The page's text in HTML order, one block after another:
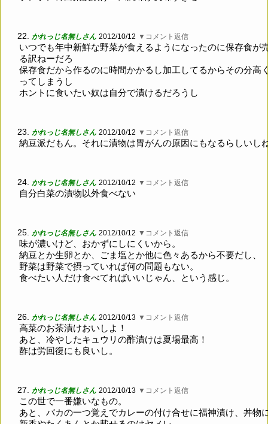
22. かれっじ名無しさん 2012/10/12 ▼コメント返信
いつでも年中新鮮な野菜が食えるようになったのに保存食が
る訳ねーだろ
保存食だから作るのに時間かかるし加工してるからその分高
ってしまうし
ホントに食いたい奴は自分で漬けるだろうし
23. かれっじ名無しさん 2012/10/12 ▼コメント返信
納豆派だもん。それに漬物は胃がんの原因にもなるらしいし
24. かれっじ名無しさん 2012/10/12 ▼コメント返信
自分白菜の漬物以外食べない
25. かれっじ名無しさん 2012/10/12 ▼コメント返信
味が濃いけど、おかずにしにくいから。
納豆とか生卵とか、ごま塩とか他に色々あるから不要だし、
野菜は野菜で摂っていれば何の問題もない。
食べたい人だけ食べてればいいじゃん、という感じ。
26. かれっじ名無しさん 2012/10/13 ▼コメント返信
高菜のお茶漬けおいしよ！
あと、冷やしたキュウリの酢漬けは夏場最高！
酢は労回復にも良いし。
27. かれっじ名無しさん 2012/10/13 ▼コメント返信
この世で一番嫌いなもの。
あと、バカの一つ覚えでカレーの付け合せに福神漬け、丼物